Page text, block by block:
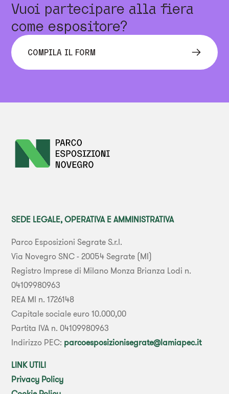
Vuoi partecipare alla fiera
come espositore?
COMPILA IL FORM
SEDE LEGALE, OPERATIVA E AMMINISTRATIVA
Parco Esposizioni Segrate S.r.l.
Via Novegro SNC - 20054 Segrate (MI)
Registro Imprese di Milano Monza Brianza Lodi n.
04109980963
REA MI n. 1726148
Capitale sociale euro 10.000,00
Partita IVA n. 04109980963
Indirizzo PEC: parcoesposizionisegrate@lamiapec.it
LINK UTILI
Privacy Policy